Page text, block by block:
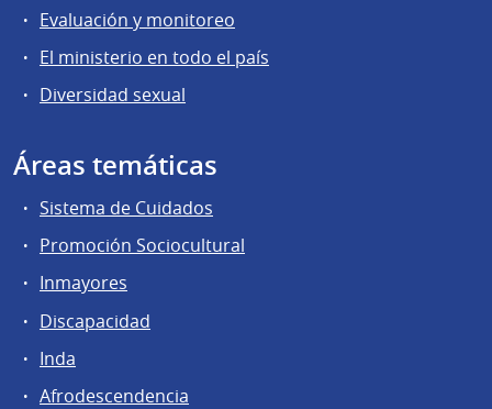
Evaluación y monitoreo
El ministerio en todo el país
Diversidad sexual
Áreas temáticas
Sistema de Cuidados
Promoción Sociocultural
Inmayores
Discapacidad
Inda
Afrodescendencia